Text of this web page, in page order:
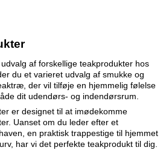
af forskellige teakprodukter hos
du et varieret udvalg af smukke og
der vil tilføje en hjemmelig følelse
dit udendørs- og indendørsrum.
er designet til at imødekomme
Uanset om du leder efter et
en praktisk trappestige til hjemmet
har vi det perfekte teakprodukt til dig.